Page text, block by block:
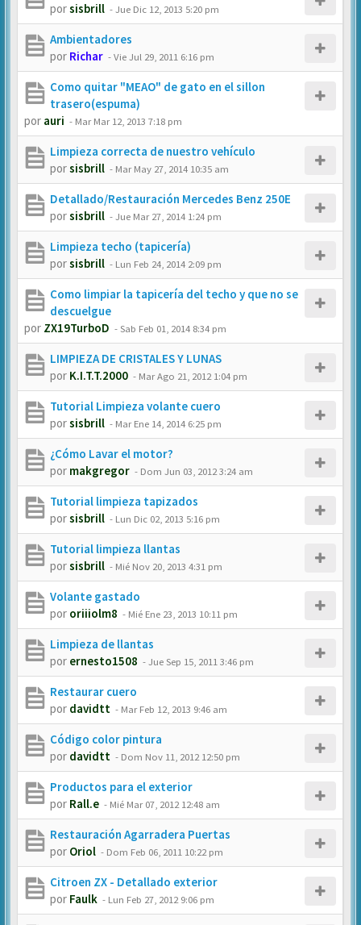
porsisbrill -Jue Dic 12, 2013 5:20 pm
Ambientadores
por Richar -Vie Jul 29, 2011 6:16 pm
Como quitar "MEAO" de gato en el sillon
trasero(espuma)
por auri - Mar Mar 12, 2013 7:18 pm
Limpieza correcta de nuestro vehículo
porsisbrill - Mar May 27, 2014 10:35 am
Detallado/Restauración Mercedes Benz 250E
porsisbrill -Jue Mar 27, 2014 1:24 pm
Limpieza techo (tapicería)
porsisbrill - Lun Feb 24, 2014 2:09 pm
Como limpiar la tapicería del techo y que no se
descuelgue
por ZX19TurboD -Sab Feb 01, 2014 8:34 pm
LIMPIEZA DE CRISTALES Y LUNAS
por K.I.T.T.2000 - Mar Ago 21, 2012 1:04 pm
Tutorial Limpieza volante cuero
porsisbrill - Mar Ene 14, 2014 6:25 pm
¿Cómo Lavar el motor?
por makgregor - Dom Jun 03, 2012 3:24 am
Tutorial limpieza tapizados
porsisbrill - Lun Dic 02, 2013 5:16 pm
Tutorial limpieza llantas
porsisbrill - Mié Nov 20, 2013 4:31 pm
Volante gastado
por oriiiolm8 - Mié Ene 23, 2013 10:11 pm
Limpieza de llantas
por ernesto1508 -Jue Sep 15, 2011 3:46 pm
Restaurar cuero
por davidtt - Mar Feb 12, 2013 9:46 am
Código color pintura
por davidtt - Dom Nov 11, 2012 12:50 pm
Productos para el exterior
por Rall.e - Mié Mar 07, 2012 12:48 am
Restauración Agarradera Puertas
por Oriol - Dom Feb 06, 2011 10:22 pm
Citroen ZX - Detallado exterior
por Faulk - Lun Feb 27, 2012 9:06 pm